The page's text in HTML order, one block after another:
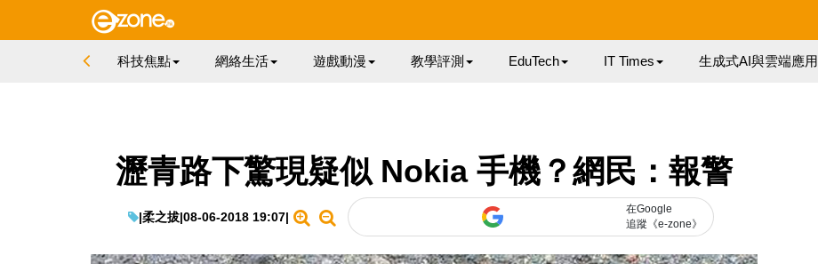
科技焦點 網絡生活 遊戲動漫 教學評測 EduTech IT Times 生成式AI與雲端應用
瀝青路下驚現疑似 Nokia 手機？網民：報警
|柔之拔|08-06-2018 19:07|
在Google
追蹤《e-zone》